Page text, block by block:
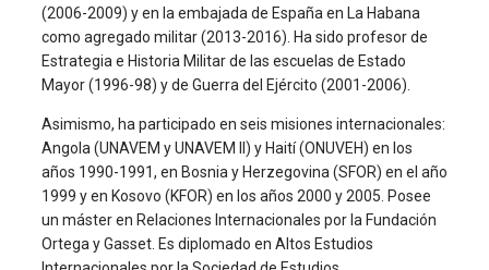
(2006-2009) y en la embajada de España en La Habana
como agregado militar (2013-2016). Ha sido profesor de
Estrategia e Historia Militar de las escuelas de Estado
Mayor (1996-98) y de Guerra del Ejército (2001-2006).
Asimismo, ha participado en seis misiones internacionales:
Angola (UNAVEM y UNAVEM II) y Haití (ONUVEH) en los
años 1990-1991, en Bosnia y Herzegovina (SFOR) en el año
1999 y en Kosovo (KFOR) en los años 2000 y 2005. Posee
un máster en Relaciones Internacionales por la Fundación
Ortega y Gasset. Es diplomado en Altos Estudios